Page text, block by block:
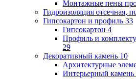
Монтажные пены
Гидроизоляция отсечная,
Гипсокартон и профиль 33
Гипсокартон 4
Профиль и
29
Декоративный камень 10
Архитектурные
Интерьерный камень